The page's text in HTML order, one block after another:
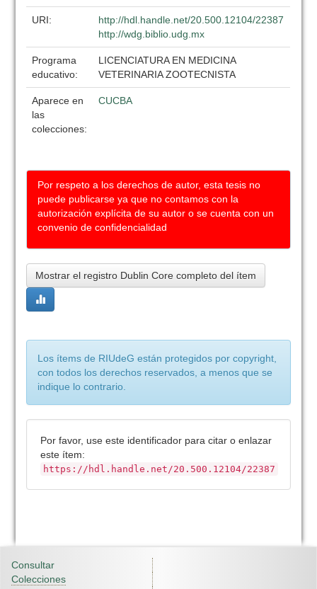
URI:
http://hdl.handle.net/20.500.12104/22387
http://wdg.biblio.udg.mx
Programa
educativo:
LICENCIATURA EN MEDICINA
VETERINARIA ZOOTECNISTA
Aparece en
las
colecciones:
CUCBA
Por respeto a los derechos de autor, esta tesis no
puede publicarse ya que no contamos con la
autorización explícita de su autor o se cuenta con un
convenio de confidencialidad
Mostrar el registro Dublin Core completo del ítem
Los ítems de RIUdeG están protegidos por copyright,
con todos los derechos reservados, a menos que se
indique lo contrario.
Por favor, use este identificador para citar o enlazar
este ítem:
https://hdl.handle.net/20.500.12104/22387
Consultar
Colecciones